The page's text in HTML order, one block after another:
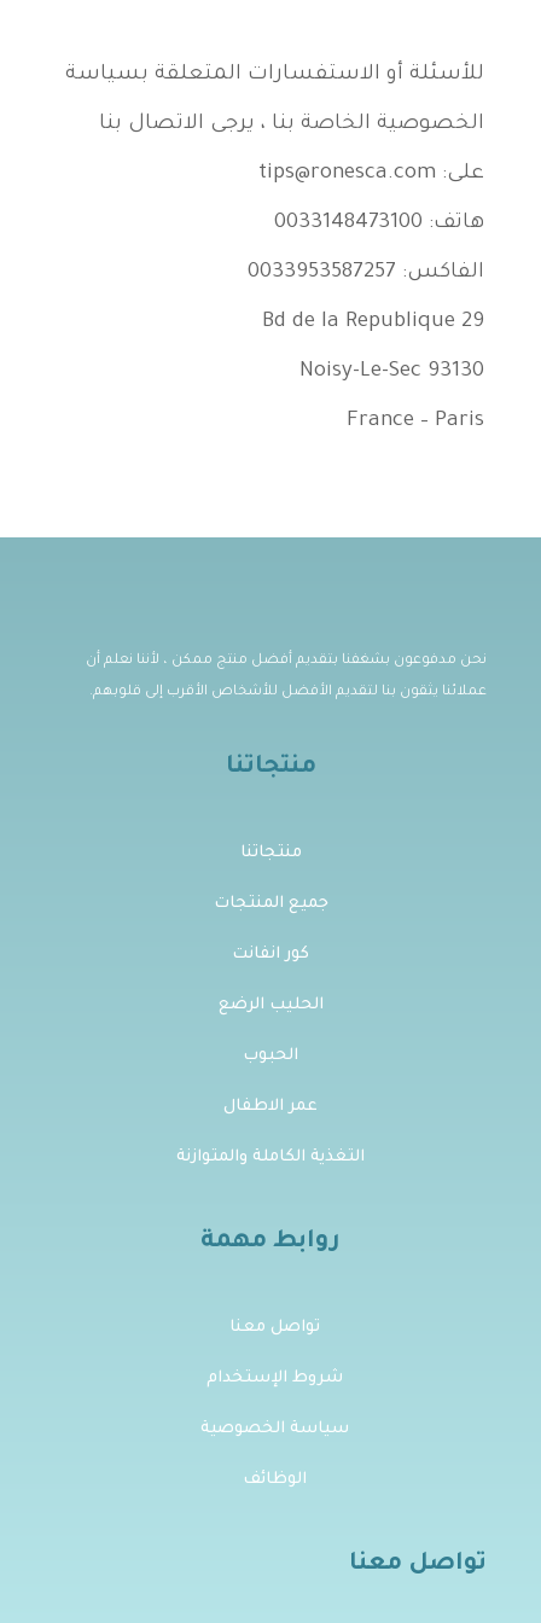
للأسئلة أو الاستفسارات المتعلقة بسياسة
الخصوصية الخاصة بنا ، يرجى الاتصال بنا
على: tips@ronesca.com
هاتف: 0033148473100
الفاكس: 0033953587257
29 Bd de la Republique
93130 Noisy-Le-Sec
France – Paris
نحن مدفوعون بشغفنا بتقديم أفضل منتج ممكن ، لأننا نعلم أن
عملائنا يثقون بنا لتقديم الأفضل للأشخاص الأقرب إلى قلوبهم.
منتجاتنا
منتجاتنا
جميع المنتجات
كور انفانت
الحليب الرضع
الحبوب
عمر الاطفال
التغذية الكاملة والمتوازنة
روابط مهمة
تواصل معنا
شروط الإستخدام
سياسة الخصوصية
الوظائف
تواصل معنا